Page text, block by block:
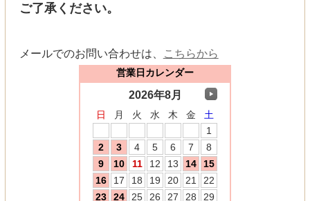
ご了承ください。
メールでのお問い合わせは、 こちらから